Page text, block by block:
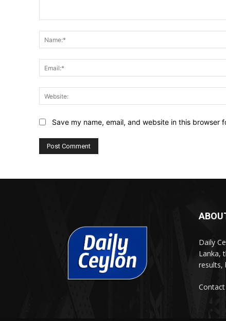
Save my name, email, and website in this browser
Daily
Lanka,
results,
Contact